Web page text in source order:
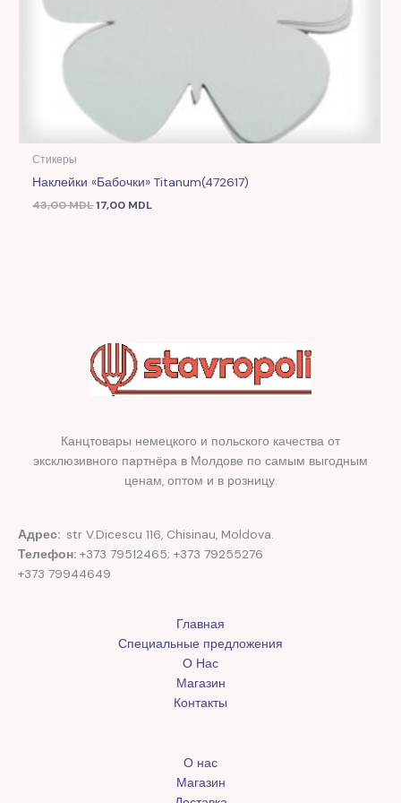
Стикеры
Наклейки «Бабочки» Titanum(472617)
43,00MDL17,00 MDL
Канцтовары немецкого и польского качества от
эксклюзивного партнёра в Молдове по самым выгодным
ценам, оптом и в розницу.
Адрес: str V.Dicescu 116, Chisinau, Moldova.
Телефон: +373 79512465; +373 79255276
+373 79944649
Главная
Специальные предложения
О Нас
Магазин
Контакты
О нас
Магазин